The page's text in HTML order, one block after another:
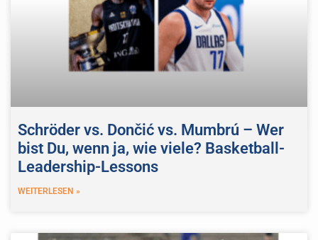
Schröder vs. Dončić vs. Mumbrú – Wer
bist Du, wenn ja, wie viele? Basketball-
Leadership-Lessons
WEITERLESEN »